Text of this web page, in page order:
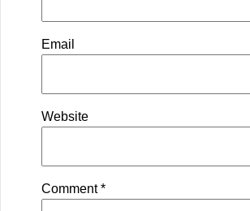
Email
Website
Comment*